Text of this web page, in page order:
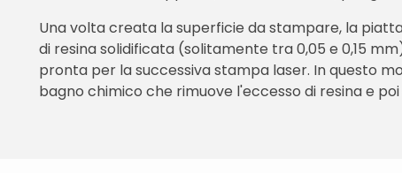
Una volta creata la superficie da stampare, la
di resina solidificata (solitamente tra 0,05 e 0,15
pronta per la successiva stampa laser. In questo
bagno chimico che rimuove l'eccesso di resina e